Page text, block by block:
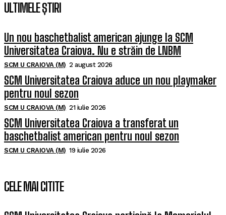
ULTIMELE ȘTIRI
Un nou baschetbalist american ajunge la SCM
Universitatea Craiova. Nu e străin de LNBM
SCM U CRAIOVA (M) 2 august 2026
SCM Universitatea Craiova aduce un nou playmaker
pentru noul sezon
SCM U CRAIOVA (M) 21 iulie 2026
SCM Universitatea Craiova a transferat un
baschetbalist american pentru noul sezon
SCM U CRAIOVA (M) 19 iulie 2026
CELE MAI CITITE